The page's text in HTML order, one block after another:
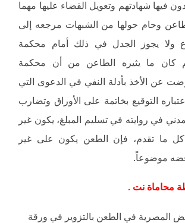
فيها شهادتهم وتعويل القضاء عليها مهما
وحام حولها من الشبهات مرجعه إلى
ولا يجوز الجدل في ذلك أمام محكمة
كان ما يثيره الطاعن من أن محكمة
عن الأخذ بأدلة النفي في الدعوى التي
التوقيع بخاتمة على الأوراق وتضارب
في روايته في تسليم المبلغ، يكون غير
ما تقدم، فإن الطعن يكون على غير
موضوعاً.
محاماة نت .
المصرية في الطعن بالتزوير في ورقة